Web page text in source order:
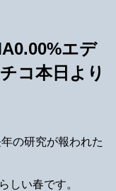
エデ
コ本日より
の研究が報われた
しい春です。